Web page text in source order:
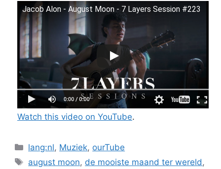
Jacob Alon - August Moon - 7 Layers Session #223
Watch this video on YouTube.
Categories
lang:nl, Muziek, ourTube
Tags
august moon, de mooiste maand ter wereld,